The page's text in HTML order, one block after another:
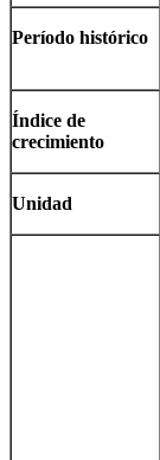
Período histórico
Índice de
crecimiento
Unidad